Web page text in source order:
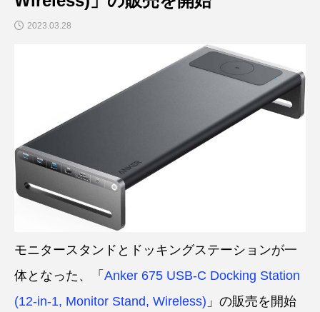
2023.03.28
モニタースタンドとドッキングステーションが一
体となった、「 Anker 675 USB-C Docking Station
(12-in-1, Monitor Stand, Wireless) 」の販売を開始